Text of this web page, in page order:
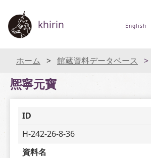
khirin English
ホーム 館蔵資料データベース
熈寧元寶
ID
H-242-26-8-36
資料名